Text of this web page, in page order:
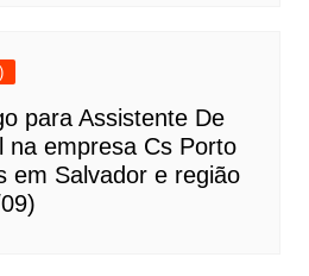
para Assistente De
na empresa Cs Porto
em Salvador e região